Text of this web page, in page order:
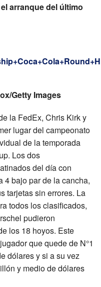
arranque del último
Getty Images
la FedEx, Chris Kirk y
lugar del campeonato
de la temporada
Los dos
del día con
4 bajo par de la cancha,
tarjetas sin errores. La
todos los clasificados,
pudieron
los 18 hoyos. Este
que quede de N°1
dólares y si a su vez
y medio de dólares